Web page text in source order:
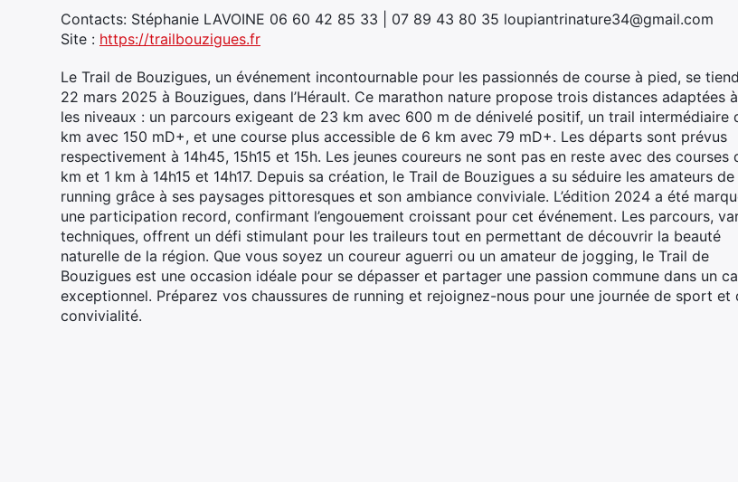
Contacts: Stéphanie LAVOINE 06 60 42 85 33 | 07 89 43 80 35 loupiantrinature34@gmail.com
Site : https://trailbouzigues.fr
Le Trail de Bouzigues, un événement incontournable pour les passionnés de course à pied, se
22 mars 2025 à Bouzigues, dans l’Hérault. Ce marathon nature propose trois distances adaptées
les niveaux : un parcours exigeant de 23 km avec 600 m de dénivelé positif, un trail intermédiaire
km avec 150 mD+, et une course plus accessible de 6 km avec 79 mD+. Les départs sont prévus
respectivement à 14h45, 15h15 et 15h. Les jeunes coureurs ne sont pas en reste avec des courses
km et 1 km à 14h15 et 14h17. Depuis sa création, le Trail de Bouzigues a su séduire les amateurs de
running grâce à ses paysages pittoresques et son ambiance conviviale. L’édition 2024 a été
une participation record, confirmant l’engouement croissant pour cet événement. Les parcours,
techniques, offrent un défi stimulant pour les traileurs tout en permettant de découvrir la beauté
naturelle de la région. Que vous soyez un coureur aguerri ou un amateur de jogging, le Trail de
Bouzigues est une occasion idéale pour se dépasser et partager une passion commune dans un
exceptionnel. Préparez vos chaussures de running et rejoignez-nous pour une journée de sport et
convivialité.